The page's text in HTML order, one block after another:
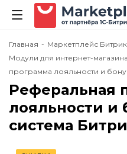
Главная - Маркетплейс
Модули для интернет-
программа лояльности и
Реферальная
лояльности и
система